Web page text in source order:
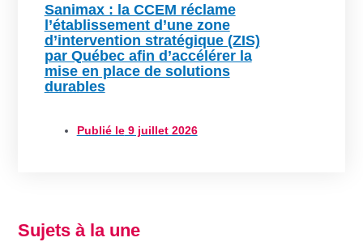
Sanimax : la CCEM réclame
l’établissement d’une zone
d’intervention stratégique (ZIS)
par Québec afin d’accélérer la
mise en place de solutions
durables
Publié le9 juillet 2026
Sujets à la une